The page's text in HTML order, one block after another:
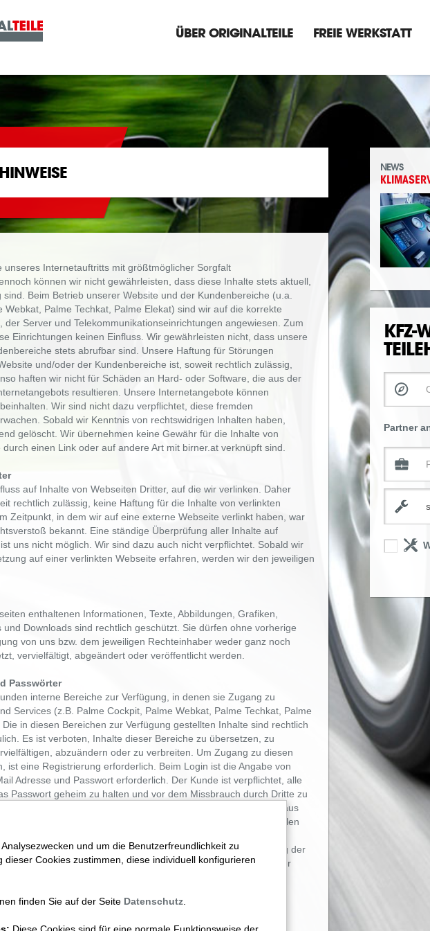
ÜBER ORIGINALTEILE FREIE WERKSTATT
unseres Internetauftritts mit größtmöglicher Sorgfalt
können wir nicht gewährleisten, dass diese Inhalte stets aktuell,
sind. Beim Betrieb unserer Website und der Kundenbereiche (u.a.
Webkat, Palme Techkat, Palme Elekat) sind wir auf die korrekte
der Server und Telekommunikationseinrichtungen angewiesen. Zum
Einrichtungen keinen Einfluss. Wir gewährleisten nicht, dass unsere
stets abrufbar sind. Unsere Haftung für Störungen
und/oder der Kundenbereiche ist, soweit rechtlich zulässig,
haften wir nicht für Schäden an Hard- oder Software, die aus der
resultieren. Unsere Internetangebote können
Wir sind nicht dazu verpflichtet, diese fremden
Sobald wir Kenntnis von rechtswidrigen Inhalten haben,
gelöscht. Wir übernehmen keine Gewähr für die Inhalte von
einen Link oder auf andere Art mit birner.at verknüpft sind.
auf Inhalte von Webseiten Dritter, auf die wir verlinken. Daher
rechtlich zulässig, keine Haftung für die Inhalte von verlinkten
Zeitpunkt, in dem wir auf eine externe Webseite verlinkt haben, war
bekannt. Eine ständige Überprüfung aller Inhalte auf
uns nicht möglich. Wir sind dazu auch nicht verpflichtet. Sobald wir
auf einer verlinkten Webseite erfahren, werden wir den jeweiligen
enthaltenen Informationen, Texte, Abbildungen, Grafiken,
und Downloads sind rechtlich geschützt. Sie dürfen ohne vorherige
von uns bzw. dem jeweiligen Rechteinhaber weder ganz noch
vervielfältigt, abgeändert oder veröffentlicht werden.
Passwörter
interne Bereiche zur Verfügung, in denen sie Zugang zu
Services (z.B. Palme Cockpit, Palme Webkat, Palme Techkat, Palme
in diesen Bereichen zur Verfügung gestellten Inhalte sind rechtlich
Es ist verboten, Inhalte dieser Bereiche zu übersetzen, zu
abzuändern oder zu verbreiten. Um Zugang zu diesen
ist eine Registrierung erforderlich. Beim Login ist die Angabe von
Adresse und Passwort erforderlich. Der Kunde ist verpflichtet, alle
Passwort geheim zu halten und vor dem Missbrauch durch Dritte zu
zulässig haften wir Ihnen gegenüber nicht für Schäden, die aus
Nutzung Ihrer Zugangsdaten resultieren.
Sie haben uns von allen
zurückgehen. Bitte melden Sie sich nach jeder Benutzung der
eine unrechtmäßige Verwendung Ihrer Zugangsdaten und/oder
sind wir umgehend zu informieren.
NEWS
KFZ-
Partner
und um die Benutzerfreundlichkeit zu
Cookies zustimmen, diese individuell konfigurieren
finden Sie auf der Seite Datenschutz